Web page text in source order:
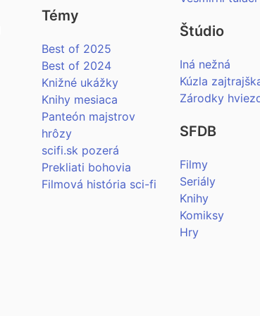
Témy
Best of 2025
Best of 2024
Knižné ukážky
Knihy mesiaca
Panteón majstrov
hrôzy
scifi.sk pozerá
Prekliati bohovia
Filmová história sci-fi
Štúdio
Iná nežná
Kúzla
Zárodky
SFDB
Filmy
Seriály
Knihy
Komiksy
Hry